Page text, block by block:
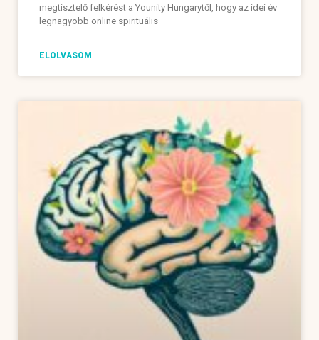
megtisztelő felkérést a Younity Hungarytől, hogy az idei év
legnagyobb online spirituális
ELOLVASOM